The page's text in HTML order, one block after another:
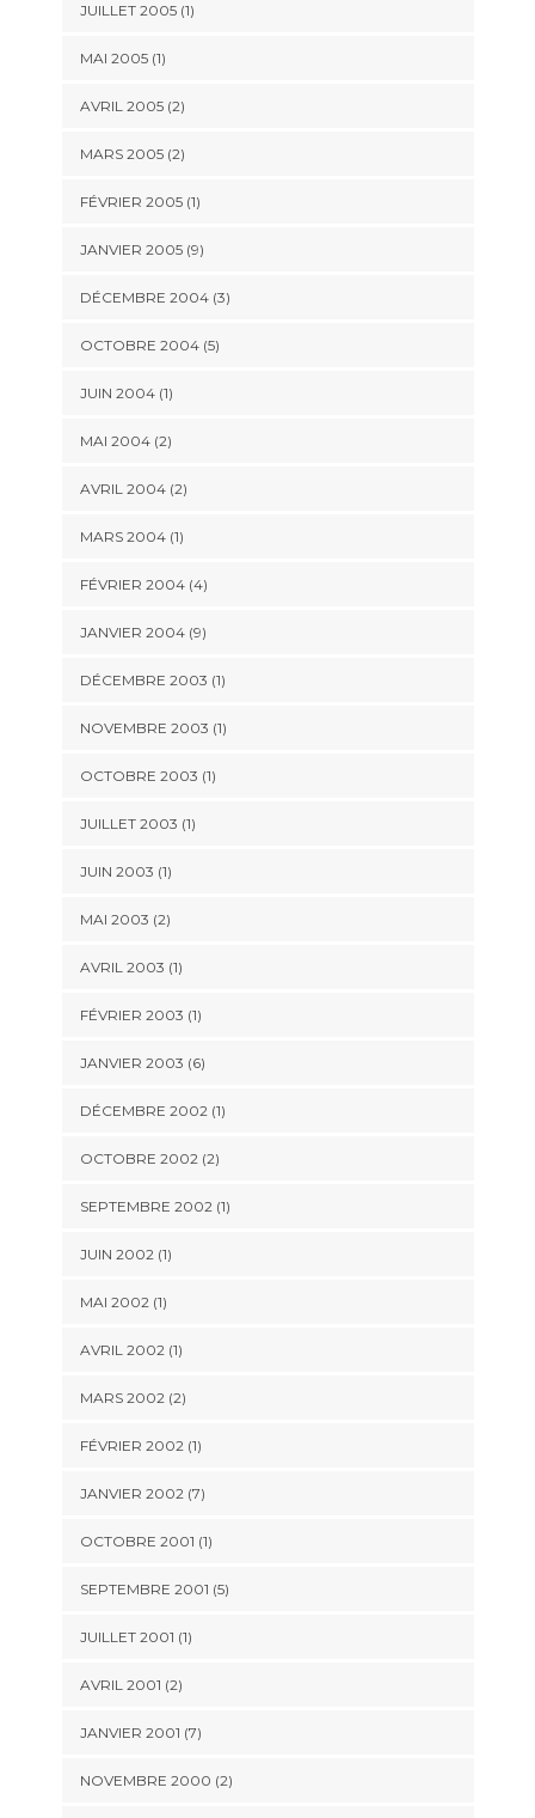
JUILLET 2005 (1)
MAI 2005 (1)
AVRIL 2005 (2)
MARS 2005 (2)
FÉVRIER 2005 (1)
JANVIER 2005 (9)
DÉCEMBRE 2004 (3)
OCTOBRE 2004 (5)
JUIN 2004 (1)
MAI 2004 (2)
AVRIL 2004 (2)
MARS 2004 (1)
FÉVRIER 2004 (4)
JANVIER 2004 (9)
DÉCEMBRE 2003 (1)
NOVEMBRE 2003 (1)
OCTOBRE 2003 (1)
JUILLET 2003 (1)
JUIN 2003 (1)
MAI 2003 (2)
AVRIL 2003 (1)
FÉVRIER 2003 (1)
JANVIER 2003 (6)
DÉCEMBRE 2002 (1)
OCTOBRE 2002 (2)
SEPTEMBRE 2002 (1)
JUIN 2002 (1)
MAI 2002 (1)
AVRIL 2002 (1)
MARS 2002 (2)
FÉVRIER 2002 (1)
JANVIER 2002 (7)
OCTOBRE 2001 (1)
SEPTEMBRE 2001 (5)
JUILLET 2001 (1)
AVRIL 2001 (2)
JANVIER 2001 (7)
NOVEMBRE 2000 (2)